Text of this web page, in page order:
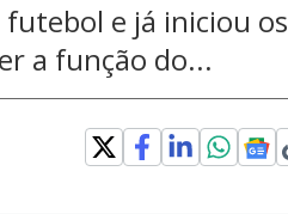
e já iniciou os
a função do...